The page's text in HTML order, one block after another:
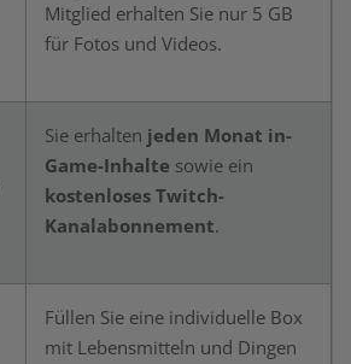
Mitglied erhalten Sie nur 5 GB
für Fotos und Videos.
Sie erhalten jeden Monat in-
Game-Inhalte sowie ein
kostenloses Twitch-
Kanalabonnement.
Füllen Sie eine individuelle Box
mit Lebensmitteln und Dingen